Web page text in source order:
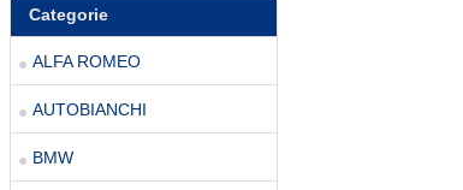
Categorie
ALFA ROMEO
AUTOBIANCHI
BMW